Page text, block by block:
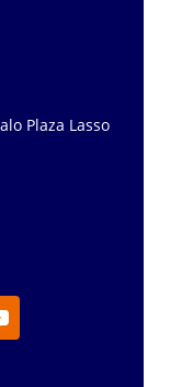
Plaza Lasso